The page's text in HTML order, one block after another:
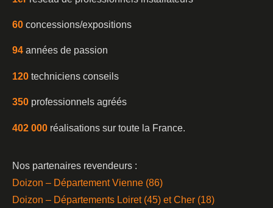
60 concessions/expositions
94 années de passion
120 techniciens conseils
350 professionnels agréés
402 000 réalisations sur toute la France.
Nos partenaires revendeurs :
Doizon – Département Vienne (86)
Doizon – Départements Loiret (45) et Cher (18)